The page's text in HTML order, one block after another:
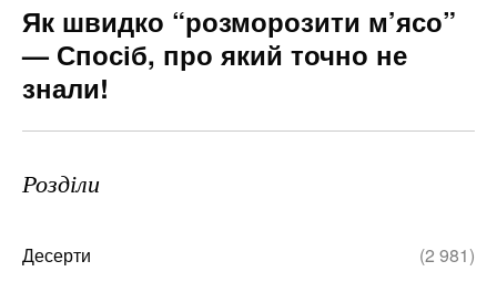
Як швидко “розморозити м’ясо”
— Спосіб, про який точно не
знали!
Розділи
Десерти (2 981)